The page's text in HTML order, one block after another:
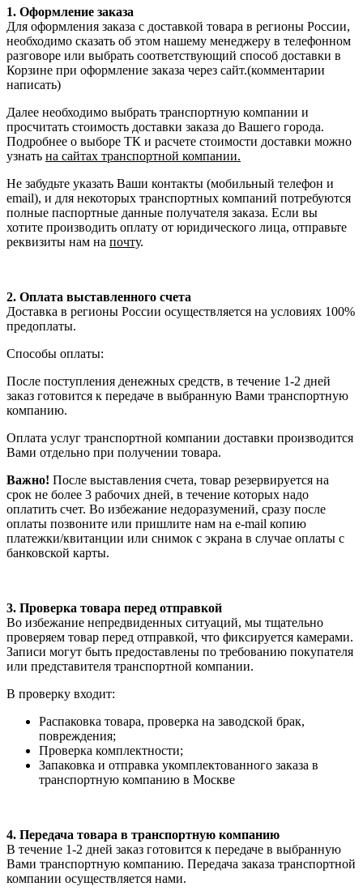
1. Оформление заказа
Для оформления заказа с доставкой товара в регионы России,
необходимо сказать об этом нашему менеджеру в телефонном
разговоре или выбрать соответствующий способ доставки в
Корзине при оформление заказа через сайт.(комментарии
написать)
Далее необходимо выбрать транспортную компании и
просчитать стоимость доставки заказа до Вашего города.
Подробнее о выборе ТК и расчете стоимости доставки можно
узнать на сайтах транспортной компании.
Не забудьте указать Ваши контакты (мобильный телефон и
email), и для некоторых транспортных компаний потребуются
полные паспортные данные получателя заказа. Если вы
хотите производить оплату от юридического лица, отправьте
реквизиты нам на почту.
2. Оплата выставленного счета
Доставка в регионы России осуществляется на условиях 100%
предоплаты.
Способы оплаты:
После поступления денежных средств, в течение 1-2 дней
заказ готовится к передаче в выбранную Вами транспортную
компанию.
Оплата услуг транспортной компании доставки производится
Вами отдельно при получении товара.
Важно! После выставления счета, товар резервируется на
срок не более 3 рабочих дней, в течение которых надо
оплатить счет. Во избежание недоразумений, сразу после
оплаты позвоните или пришлите нам на e-mail копию
платежки/квитанции или снимок с экрана в случае оплаты с
банковской карты.
3. Проверка товара перед отправкой
Во избежание непредвиденных ситуаций, мы тщательно
проверяем товар перед отправкой, что фиксируется камерами.
Записи могут быть предоставлены по требованию покупателя
или представителя транспортной компании.
В проверку входит:
Распаковка товара, проверка на заводской брак,
повреждения;
Проверка комплектности;
Запаковка и отправка укомплектованного заказа в
транспортную компанию в Москве
4. Передача товара в транспортную компанию
В течение 1-2 дней заказ готовится к передаче в выбранную
Вами транспортную компанию. Передача заказа транспортной
компании осуществляется нами.